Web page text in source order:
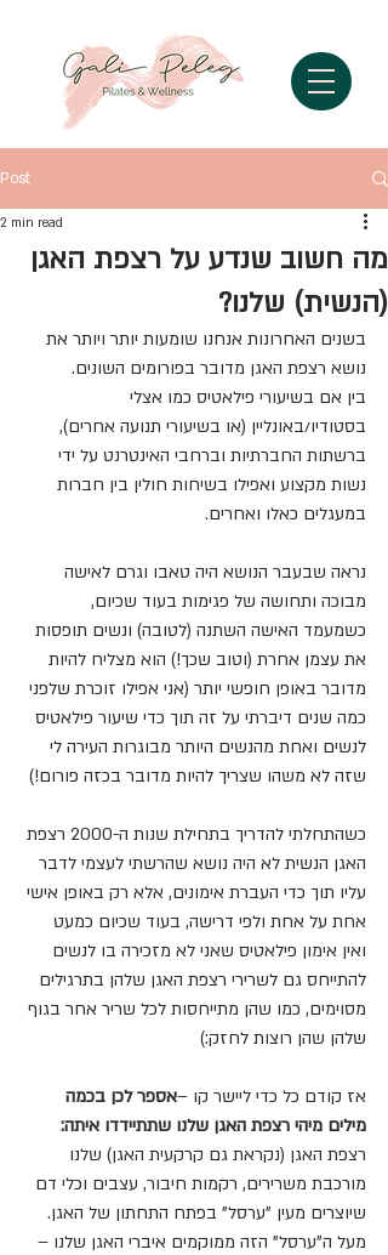
Post
מה חשוב שנדע על רצפת האגן
(הנשית) שלנו?
2 min read
בשנים האחרונות אנחנו שומעות יותר ויותר את
נושא רצפת האגן מדובר בפורומים השונים.
בין אם בשיעורי פילאטיס כמו אצלי
בסטודיו/באונליין (או בשיעורי תנועה אחרים),
ברשתות החברתיות וברחבי האינטרנט על ידי
נשות מקצוע ואפילו בשיחות חולין בין חברות
במעגלים כאלו ואחרים.
נראה שבעבר הנושא היה טאבו וגרם לאישה
מבוכה ותחושה של פגימות בעוד שכיום,
כשמעמד האישה השתנה (לטובה) ונשים תופסות
את עצמן אחרת (וטוב שכך!) הוא מצליח להיות
מדובר באופן חופשי יותר (אני אפילו זוכרת שלפני
כמה שנים דיברתי על זה תוך כדי שיעור פילאטיס
לנשים ואחת מהנשים היותר מבוגרות העירה לי
שזה לא משהו שצריך להיות מדובר בכזה פורום!)
כשהתחלתי להדריך בתחילת שנות ה-2000 רצפת
האגן הנשית לא היה נושא שהרשתי לעצמי לדבר
עליו תוך כדי העברת אימונים, אלא רק באופן אישי
אחת על אחת ולפי דרישה, בעוד שכיום כמעט
ואין אימון פילאטיס שאני לא מזכירה בו לנשים
להתייחס גם לשרירי רצפת האגן שלהן בתרגילים
מסוימים, כמו שהן מתייחסות לכל שריר אחר בגוף
שלהן שהן רוצות לחזק:)
אז קודם כל כדי ליישר קו –אספר לכן בכמה
מילים מיהי רצפת האגן שלנו שתתיידדו איתה:
רצפת האגן (נקראת גם קרקעית האגן) שלנו
מורכבת משרירים, רקמות חיבור, עצבים וכלי דם
שיוצרים מעין "ערסל" בפתח התחתון של האגן.
מעל ה"ערסל" הזה ממוקמים איברי האגן שלנו –